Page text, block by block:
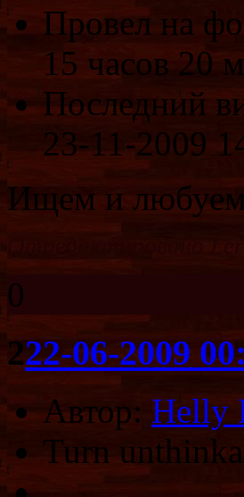
Провел на
15 часов 20
Последний
23-11-2009
Ищем и
0
222-06-2009
Автор: Helly
Turn